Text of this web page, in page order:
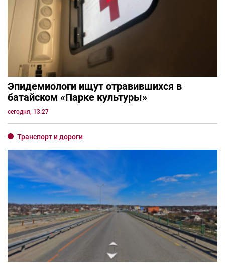
Эпидемиологи ищут отравившихся в
батайском «Парке культуры»
сегодня, 13:27
Транспорт и дороги